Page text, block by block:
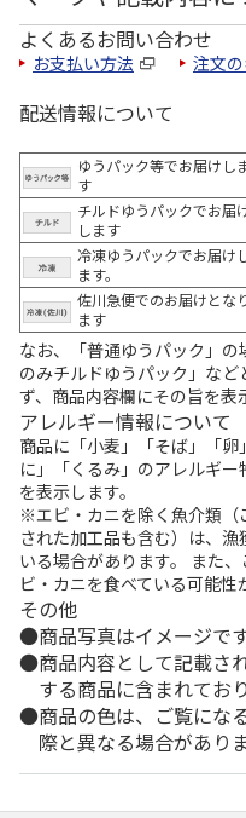
よくあるお問い合わせ
お支払い方法 注文
配送情報について
ゆうパック等でお届けし
す
チルドゆうパックでお届
します
冷凍ゆうパックでお届け
ます。
佐川急便でのお届けとな
ます
なお、「普通ゆうパック」
のみチルドゆうパック」な
ず、商品内容欄にその旨を表
アレルギー情報について
商品に「小麦」「そば」「
に」「くるみ」のアレルギ
を表示します。
※エビ・カニを除く魚介類（
された加工品も含む）は、
いる場合があります。 また
ビ・カニを食べている可能性
その他
商品写真はイメージです
商品内容として記載さ
する商品に含まれてお
商品の色は、ご覧にな
際と異なる場合がありま